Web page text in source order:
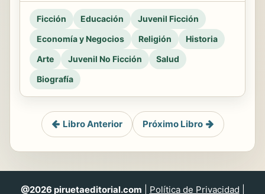
Ficción Educación
Juvenil Ficción
Economía y Negocios
Religión
Historia
Arte
Juvenil No Ficción
Salud
Biografía
Libro Anterior Próximo Libro
@2026 piruetaeditorial.com Política de Privacidad